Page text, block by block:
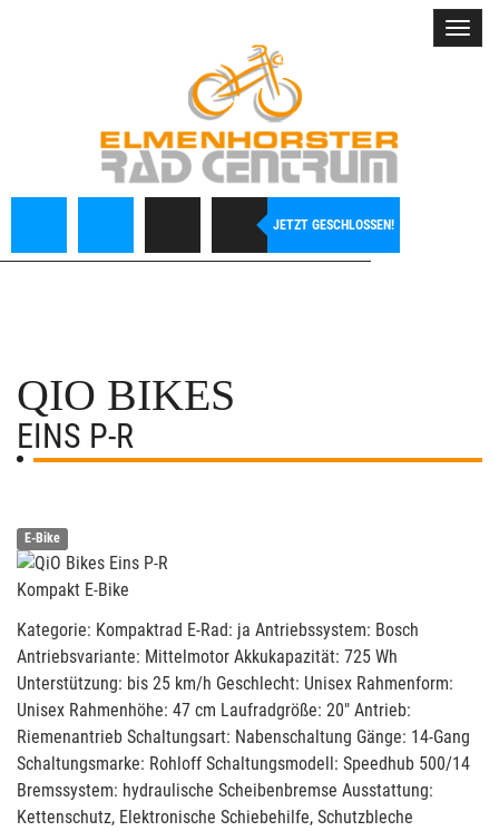
JETZT GESCHLOSSEN!
QIO BIKES
EINS P-R
E-Bike
Kompakt E-Bike
Kategorie: Kompaktrad E-Rad: ja Antriebssystem: Bosch
Antriebsvariante: Mittelmotor Akkukapazität: 725 Wh
Unterstützung: bis 25 km/h Geschlecht: Unisex Rahmenform:
Unisex Rahmenhöhe: 47 cm Laufradgröße: 20" Antrieb:
Riemenantrieb Schaltungsart: Nabenschaltung Gänge: 14-Gang
Schaltungsmarke: Rohloff Schaltungsmodell: Speedhub 500/14
Bremssystem: hydraulische Scheibenbremse Ausstattung:
Kettenschutz, Elektronische Schiebehilfe, Schutzbleche